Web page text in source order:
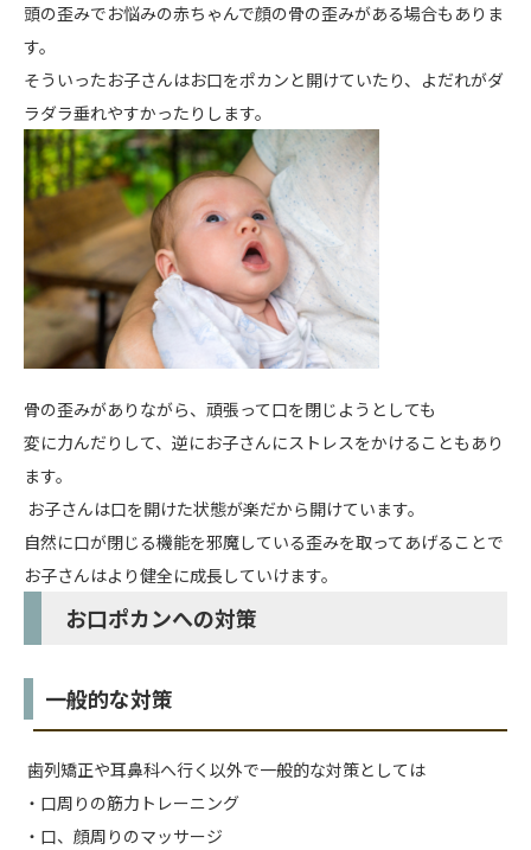
頭の歪みでお悩みの赤ちゃんで顔の骨の歪みがある場合もありま
す。
そういったお子さんはお口をポカンと開けていたり、よだれがダ
ラダラ垂れやすかったりします。
骨の歪みがありながら、頑張って口を閉じようとしても
変に力んだりして、逆にお子さんにストレスをかけることもあり
ます。
お子さんは口を開けた状態が楽だから開けています。
自然に口が閉じる機能を邪魔している歪みを取ってあげることで
お子さんはより健全に成長していけます。
お口ポカンへの対策
一般的な対策
歯列矯正や耳鼻科へ行く以外で一般的な対策としては
・口周りの筋力トレーニング
・口、顔周りのマッサージ